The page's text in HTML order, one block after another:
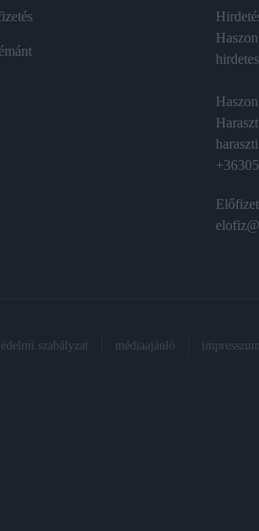
Haszon
szabályzat médiaajánló impresszum